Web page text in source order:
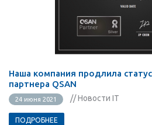
Наша компания продлила
партнера QSAN
24 июня 2021 // Новости IT
ПОДРОБНЕЕ